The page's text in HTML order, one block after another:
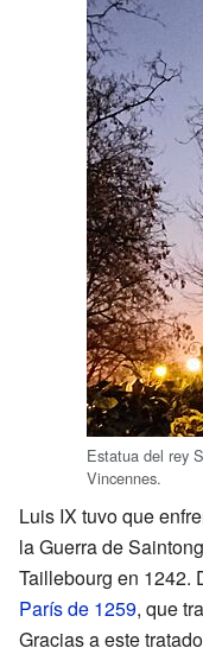
Estatua del rey
Vincennes.
Luis IX tuvo que
la Guerra de
Taillebourg en 1242.
París de 1259, que
Gracias a este